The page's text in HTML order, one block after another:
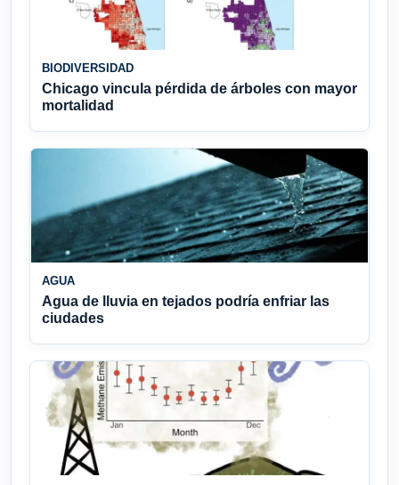
BIODIVERSIDAD
Chicago vincula pérdida de árboles con mayor
mortalidad
AGUA
Agua de lluvia en tejados podría enfriar las
ciudades